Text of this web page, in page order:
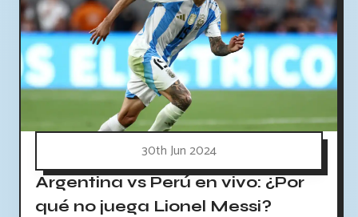
30th Jun 2024
Argentina vs Perú en vivo: ¿Por
qué no juega Lionel Messi?